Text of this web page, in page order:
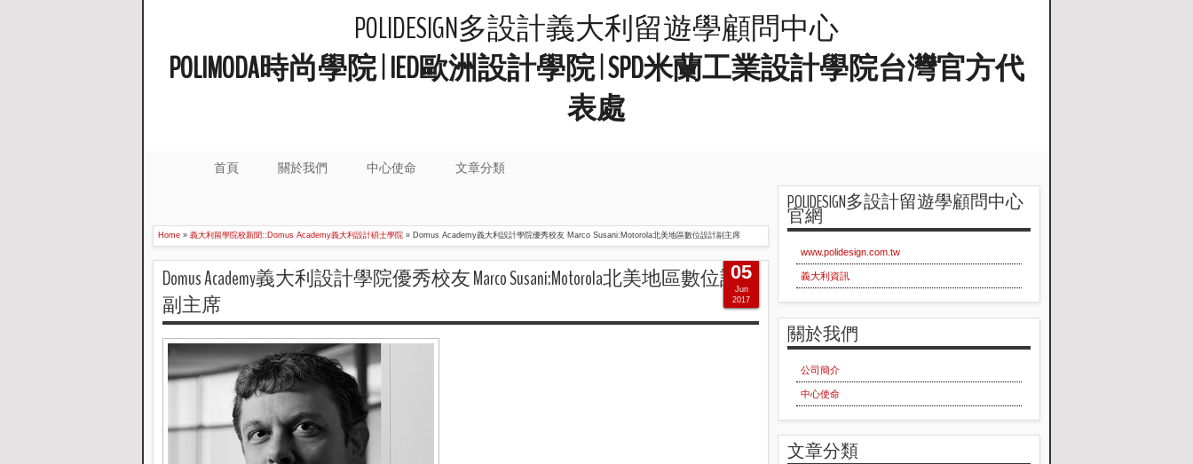
POLIDESIGN多設計義大利留遊學顧問中心
POLIMODA時尚學院 | IED歐洲設計學院 | SPD米蘭工業設計學院台灣官方代
表處
首頁 關於我們 中心使命 文章分類
Home » 義大利留學院校新聞::Domus Academy義大利設計碩士學院 » Domus Academy義大利設計學院優秀校友 Marco Susani:Motorola北美地區數位設計副主席
Domus Academy義大利設計學院優秀校友 Marco Susani:Motorola北美地區數位設計
副主席
05
Jun
2017
POLIDESIGN多設計留遊學顧問中心
官網
www.polidesign.com.tw
義大利資訊
關於我們
公司簡介
中心使命
文章分類